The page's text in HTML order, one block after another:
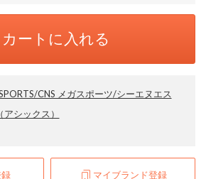
カートに入れる
CNS メガスポーツ/シーエヌエス
（アシックス）
マイブランド登録